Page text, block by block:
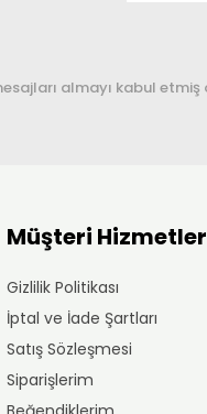
almayı kabul etmiş
Müşteri
Gizlilik Politikası
İptal ve İade Şartları
Satış Sözleşmesi
Siparişlerim